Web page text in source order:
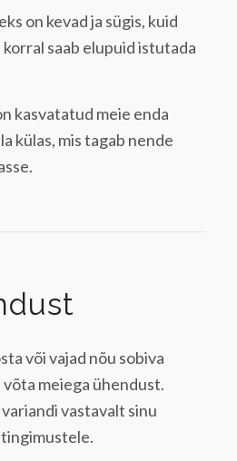
on kevad ja sügis, kuid
saab elupuid istutada
kasvatatud meie enda
külas, mis tagab nende
või vajad nõu sobiva
meiega ühendust.
vastavalt sinu